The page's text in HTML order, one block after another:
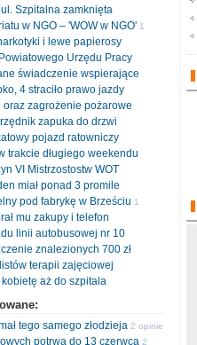
Szpitalna zamknięta
w NGO – 'WOW w NGO' 1
i lewe papierosy
Urzędu Pracy
świadczenie wspierające
4 straciło prawo jazdy
zagrożenie pożarowe
zapuka do drzwi
pojazd ratowniczy
trakcie długiego weekendu
VI Mistrzostostw WOT
miał ponad 3 promile
pod fabrykę w Brześciu 1
mu zakupy i telefon
linii autobusowej nr 10
znalezionych 700 zł
terapii zajęciowej
aż do szpitala
tego samego złodzieja 2 opinie
potrwa do 13 czerwca 2